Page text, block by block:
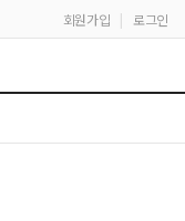
회원가입 | 로그인